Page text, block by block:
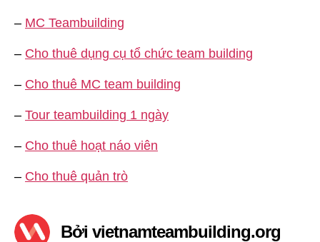
– MC Teambuilding
– Cho thuê dụng cụ tổ chức team building
– Cho thuê MC team building
– Tour teambuilding 1 ngày
– Cho thuê hoạt náo viên
– Cho thuê quản trò
Bởi vietnamteambuilding.org